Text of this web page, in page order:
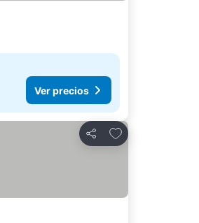
Ver precios
Compartir
Añadir a favoritos